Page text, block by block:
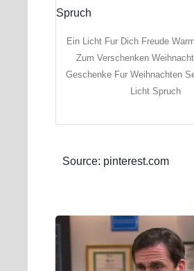
Ein Licht Fur Dich Freude
Zum Verschenken
Geschenke Fur Weihnachten
Licht Spruch
Source: pinterest.com